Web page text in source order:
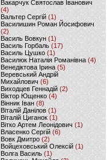
Вакарчук Святослав Іванович
(4)
Вальтер Сергій (1)
Василишин Роман Йосифович
(2)
Василь Вовкун (1)
Василь Горбаль (17)
Василь Цушко (1)
Василюк Наталія Романівна (4)
Венедіктова Ірина(5)
Веревський Андрій
Михайлович (6)
Виходцев Геннадій (2)
Віктор Ющенко (4)
Вінник Іван (8)
Віталій Данілов (1)
Віталій Циганок (1)
Вітко Артем Леонідович(1)
Власенко Сергій (6)
Вовк Дмитро(2)
Войцеховський Олексій(1)
Волга Василь (1)